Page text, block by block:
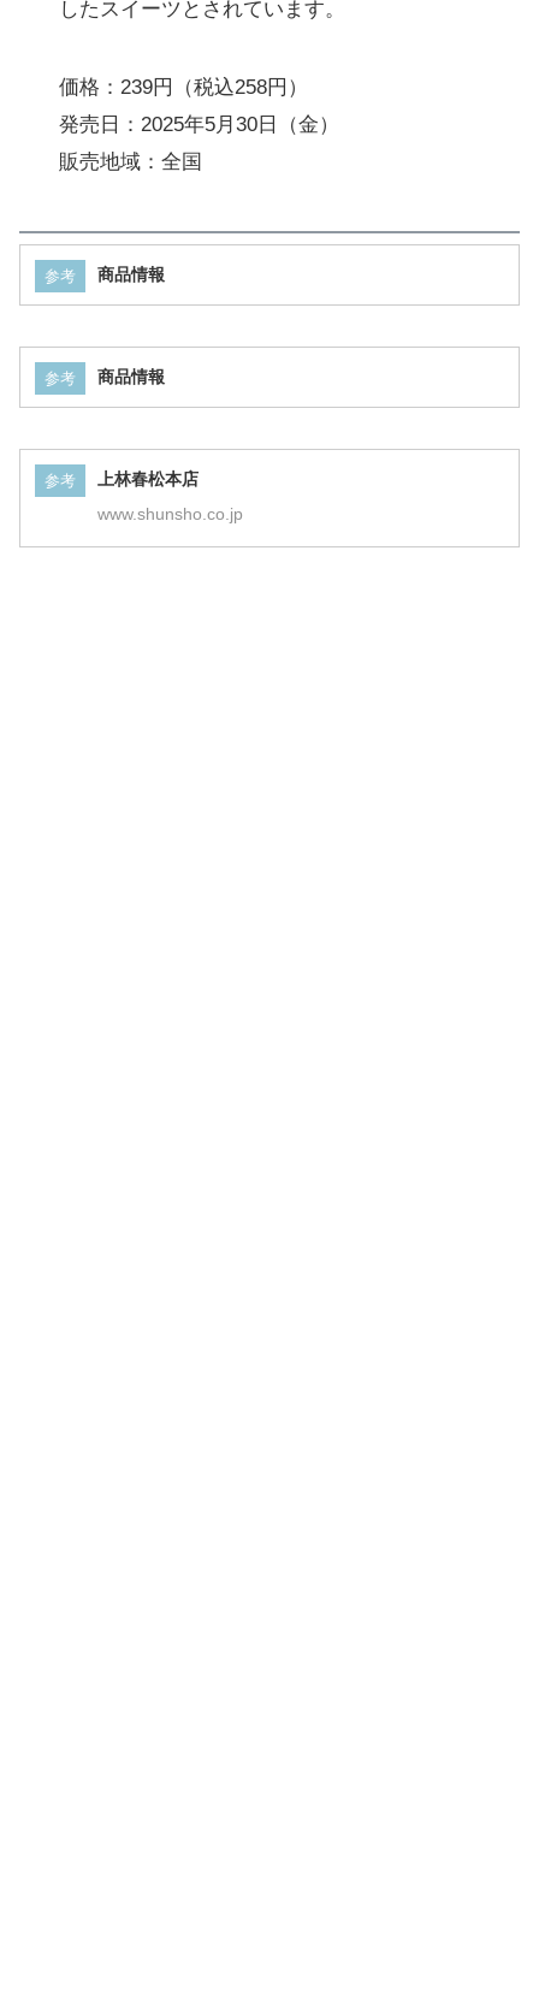
したスイーツとされています。
価格：239円（税込258円）
発売日：2025年5月30日（金）
販売地域：全国
参考 商品情報
参考 商品情報
参考 上林春松本店
www.shunsho.co.jp